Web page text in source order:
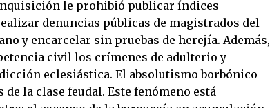
le prohibió publicar índices
denuncias públicas de magistrados del
y encarcelar sin pruebas de herejía. Además,
civil los crímenes de adulterio y
eclesiástica. El absolutismo borbónico
la clase feudal. Este fenómeno está